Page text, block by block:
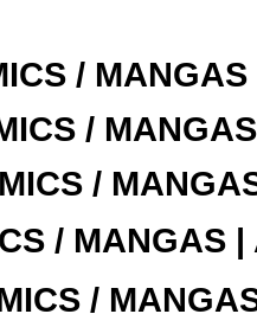
/
/
/
/ MANGAS |
/